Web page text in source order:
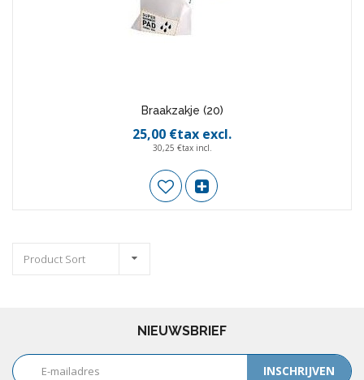
Braakzakje (20)
25,00 €tax excl.
30,25 €tax incl.
Product Sort
NIEUWSBRIEF
INSCHRIJVEN